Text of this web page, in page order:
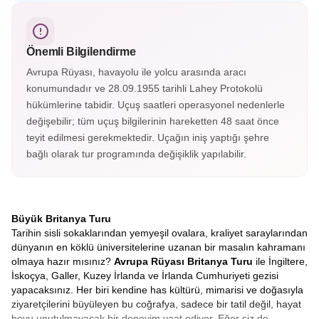
fotoğraflanan saatine ev sahipliği yapıyor. Eşsiz İngiliz
mimarisiyle keşfedilmesi gereken şehirlerden.
Önemli Bilgilendirme
Avrupa Rüyası, havayolu ile yolcu arasında aracı
konumundadır ve 28.09.1955 tarihli Lahey Protokolü
hükümlerine tabidir. Uçuş saatleri operasyonel nedenlerle
değişebilir; tüm uçuş bilgilerinin hareketten 48 saat önce
teyit edilmesi gerekmektedir. Uçağın iniş yaptığı şehre
bağlı olarak tur programında değişiklik yapılabilir.
Büyük Britanya Turu
Tarihin sisli sokaklarından yemyeşil ovalara, kraliyet saraylarından
dünyanın en köklü üniversitelerine uzanan bir masalın kahramanı
olmaya hazır mısınız? Avrupa Rüyası Britanya Turu ile İngiltere,
İskoçya, Galler, Kuzey İrlanda ve İrlanda Cumhuriyeti gezisi
yapacaksınız. Her biri kendine has kültürü, mimarisi ve doğasıyla
ziyaretçilerini büyüleyen bu coğrafya, sadece bir tatil değil, hayat